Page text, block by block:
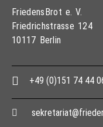
FriedensBrot e. V.
Friedrichstrasse 124
10117 Berlin
+49 (0)151 74 44